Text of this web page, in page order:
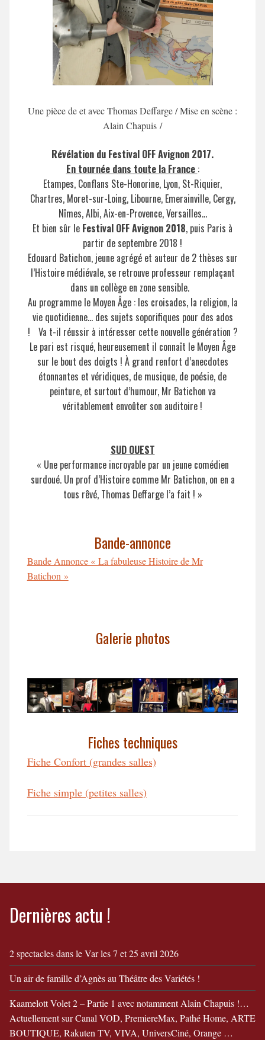
Une pièce de et avec Thomas Deffarge / Mise en scène :
Alain Chapuis /
Révélation du Festival OFF Avignon 2017.
En tournée dans toute la France :
Etampes, Conflans Ste-Honorine, Lyon, St-Riquier,
Chartres, Moret-sur-Loing, Libourne, Emerainville, Cergy,
Nîmes, Albi, Aix-en-Provence, Versailles…
Et bien sûr le Festival OFF Avignon 2018, puis Paris à
partir de septembre 2018 !
Edouard Batichon, jeune agrégé et auteur de 2 thèses sur
l’Histoire médiévale, se retrouve professeur remplaçant
dans un collège en zone sensible.
Au programme le Moyen Âge : les croisades, la religion, la
vie quotidienne… des sujets soporifiques pour des ados
!
Va t-il réussir à intéresser cette nouvelle génération ?
Le pari est risqué, heureusement il connaît le Moyen Âge
sur le bout des doigts ! À grand renfort d’anecdotes
étonnantes et véridiques, de musique, de poésie, de
peinture, et surtout d’humour, Mr Batichon va
véritablement envoûter son auditoire !
SUD OUEST
« Une performance incroyable par un jeune comédien
surdoué. Un prof d’Histoire comme Mr Batichon, on en a
tous rêvé, Thomas Deffarge l’a fait ! »
Bande-annonce
Bande Annonce « La fabuleuse Histoire de Mr
Batichon »
Galerie photos
Fiches techniques
Fiche Confort (grandes salles)
Fiche simple (petites salles)
Dernières actu !
2 spectacles dans le Var les 7 et 25 avril 2026
Un air de famille d’Agnès au Théâtre des Variétés !
Kaamelott Volet 2 – Partie 1 avec notamment Alain Chapuis !…
Actuellement sur Canal VOD, PremiereMax, Pathé Home, ARTE
BOUTIQUE, Rakuten TV, VIVA, UniversCiné, Orange …